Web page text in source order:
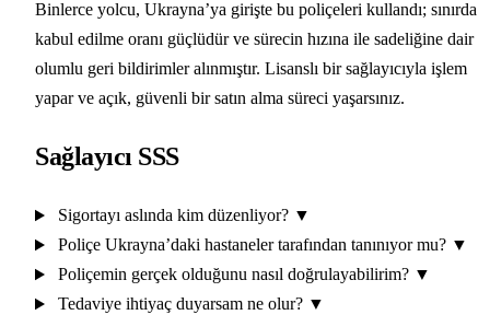
Binlerce yolcu, Ukrayna’ya girişte bu poliçeleri kullandı; sınırda
kabul edilme oranı güçlüdür ve sürecin hızına ile sadeliğine dair
olumlu geri bildirimler alınmıştır. Lisanslı bir sağlayıcıyla işlem
yapar ve açık, güvenli bir satın alma süreci yaşarsınız.
Sağlayıcı SSS
Sigortayı aslında kim düzenliyor? ▼
Poliçe Ukrayna’daki hastaneler tarafından tanınıyor mu? ▼
Poliçemin gerçek olduğunu nasıl doğrulayabilirim? ▼
Tedaviye ihtiyaç duyarsam ne olur? ▼